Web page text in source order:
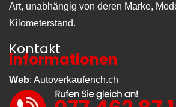
Art, unabhängig von deren Marke,
Kilometerstand.
Kontakt
informationen
Web: Autoverkaufench.ch